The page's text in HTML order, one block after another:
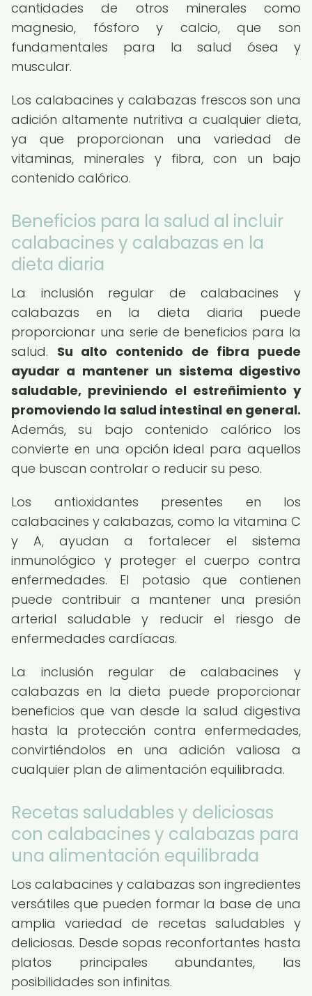
cantidades de otros minerales como
magnesio, fósforo y calcio, que son
fundamentales para la salud ósea y
muscular.
Los calabacines y calabazas frescos son una
adición altamente nutritiva a cualquier dieta,
ya que proporcionan una variedad de
vitaminas, minerales y fibra, con un bajo
contenido calórico.
Beneficios para la salud al incluir
calabacines y calabazas en la
dieta diaria
La inclusión regular de calabacines y
calabazas en la dieta diaria puede
proporcionar una serie de beneficios para la
salud. Su alto contenido de fibra puede
ayudar a mantener un sistema digestivo
saludable, previniendo el estreñimiento y
promoviendo la salud intestinal en general.
Además, su bajo contenido calórico los
convierte en una opción ideal para aquellos
que buscan controlar o reducir su peso.
Los antioxidantes presentes en los
calabacines y calabazas, como la vitamina C
y A, ayudan a fortalecer el sistema
inmunológico y proteger el cuerpo contra
enfermedades. El potasio que contienen
puede contribuir a mantener una presión
arterial saludable y reducir el riesgo de
enfermedades cardíacas.
La inclusión regular de calabacines y
calabazas en la dieta puede proporcionar
beneficios que van desde la salud digestiva
hasta la protección contra enfermedades,
convirtiéndolos en una adición valiosa a
cualquier plan de alimentación equilibrada.
Recetas saludables y deliciosas
con calabacines y calabazas para
una alimentación equilibrada
Los calabacines y calabazas son ingredientes
versátiles que pueden formar la base de una
amplia variedad de recetas saludables y
deliciosas. Desde sopas reconfortantes hasta
platos principales abundantes, las
posibilidades son infinitas.